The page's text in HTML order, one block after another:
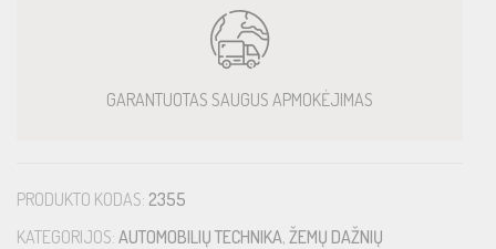
GARANTUOTAS SAUGUS APMOKĖJIMAS
PRODUKTO KODAS: 2355
KATEGORIJOS: AUTOMOBILIŲ TECHNIKA, ŽEMŲ DAŽNIŲ